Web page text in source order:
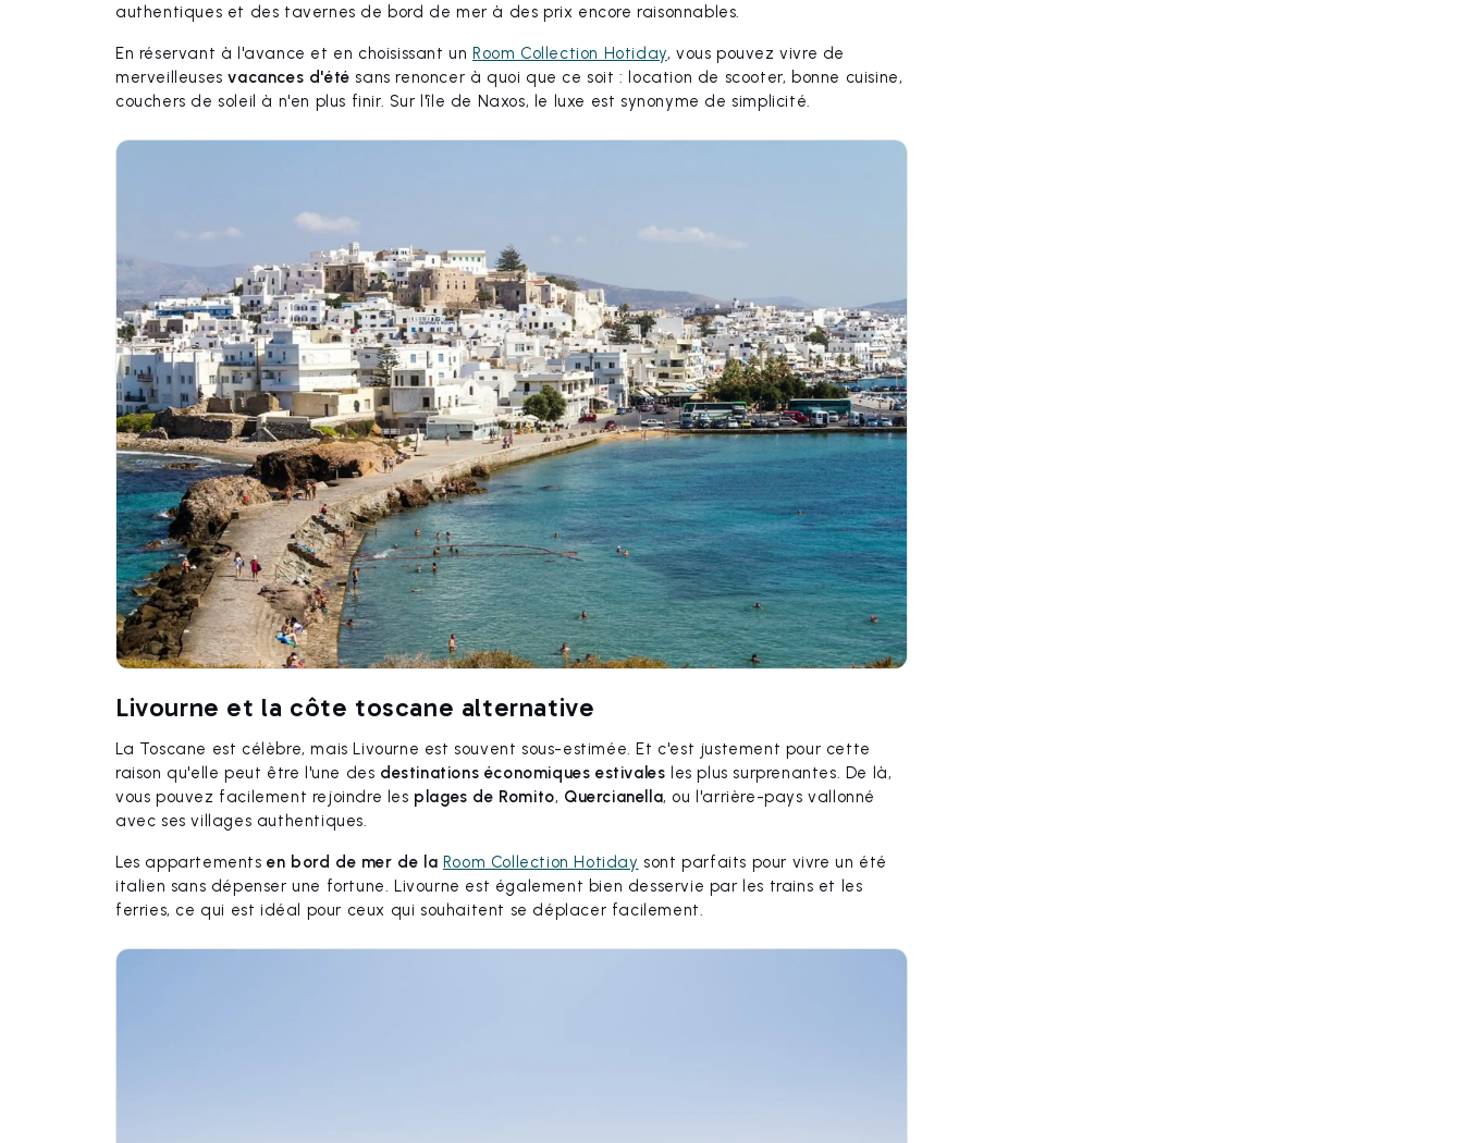
authentiques et des tavernes de bord de mer à des prix encore raisonnables.
En réservant à l'avance et en choisissant un Room Collection Hotiday, vous pouvez vivre de
merveilleusesvacances d'été sans renoncer à quoi que ce soit : location de scooter, bonne cuisine,
couchers de soleil à n'en plus finir. Sur l'île de Naxos, le luxe est synonyme de simplicité.
Livourne et la côte toscane alternative
La Toscane est célèbre, mais Livourne est souvent sous-estimée. Et c'est justement pour cette
raison qu'elle peut être l'une des destinations économiques estivales les plus surprenantes. De là,
vous pouvez facilement rejoindre les plages de Romito, Quercianella, ou l'arrière-pays vallonné
avec ses villages authentiques.
Les appartements en bord de mer de la Room Collection Hotiday sont parfaits pour vivre un été
italien sans dépenser une fortune. Livourne est également bien desservie par les trains et les
ferries, ce qui est idéal pour ceux qui souhaitent se déplacer facilement.